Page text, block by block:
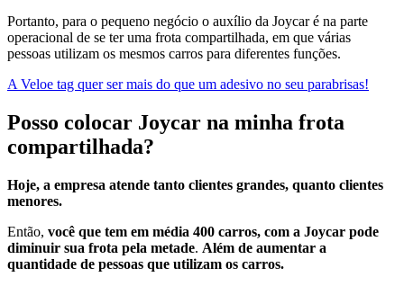
Portanto, para o pequeno negócio o auxílio da Joycar é na parte
operacional de se ter uma frota compartilhada, em que várias
pessoas utilizam os mesmos carros para diferentes funções.
A Veloe tag quer ser mais do que um adesivo no seu parabrisas!
Posso colocar Joycar na minha frota
compartilhada?
Hoje, a empresa atende tanto clientes grandes, quanto clientes
menores.
Então, você que tem em média 400 carros, com a Joycar pode
diminuir sua frota pela metade. Além de aumentar a
quantidade de pessoas que utilizam os carros.